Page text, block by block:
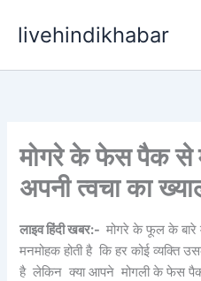
livehindikhabar
मोगरे के फेस पैक से
अपनी त्वचा का
लाइव हिंदी खबर:- मोगरे के फूल के
मनमोहक होती है कि हर कोई व्यक्ति
है लेकिन क्या आपने मोगली के फेस पैक